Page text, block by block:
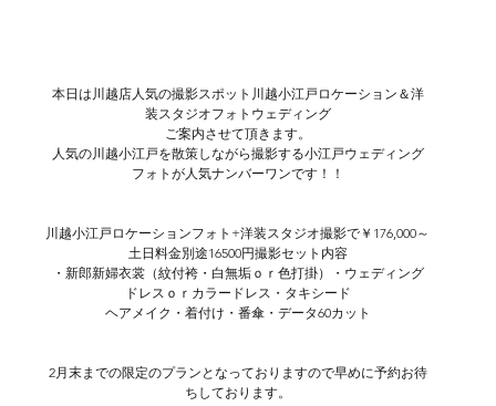
本日は川越店人気の撮影スポット川越小江戸ロケーション＆洋
装スタジオフォトウェディング
ご案内させて頂きます。
人気の川越小江戸を散策しながら撮影する小江戸ウェディング
フォトが人気ナンバーワンです！！
川越小江戸ロケーションフォト+洋装スタジオ撮影で￥176,000～
土日料金別途16500円撮影セット内容
・新郎新婦衣裳（紋付袴・白無垢ｏｒ色打掛）・ウェディング
ドレスｏｒカラードレス・タキシード
ヘアメイク・着付け・番傘・データ60カット
2月末までの限定のプランとなっておりますので早めに予約お待
ちしております。